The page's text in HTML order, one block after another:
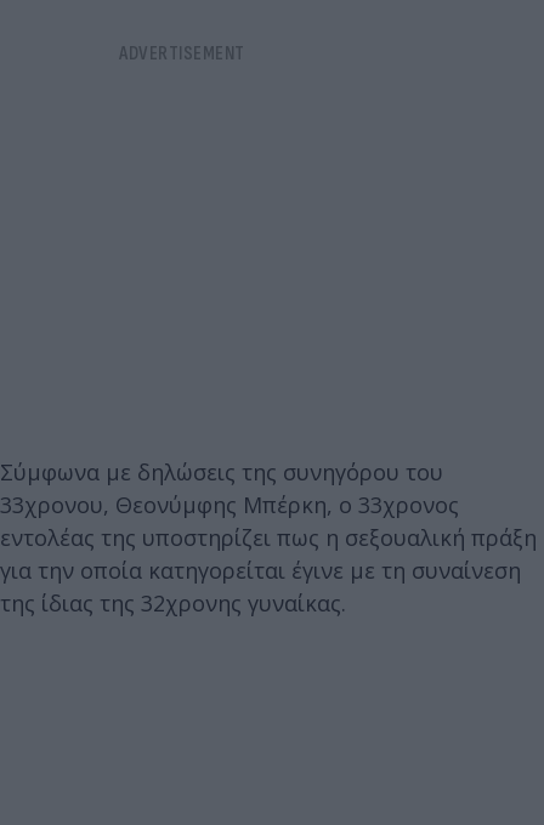
Σύμφωνα με δηλώσεις της συνηγόρου του
33χρονου, Θεονύμφης Μπέρκη, ο 33χρονος
εντολέας της υποστηρίζει πως η σεξουαλική πράξη
για την οποία κατηγορείται έγινε με τη συναίνεση
της ίδιας της 32χρονης γυναίκας.